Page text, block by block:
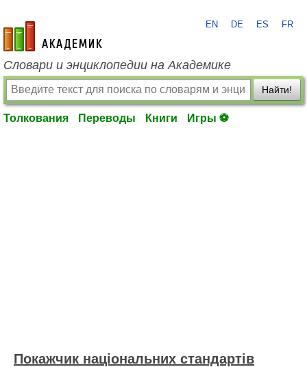
academic.ru
EN DE ES FR
Словари и энциклопедии на Академике
Найти!
Толкования Переводы Книги Игры ⚽
Покажчик національних стандартів